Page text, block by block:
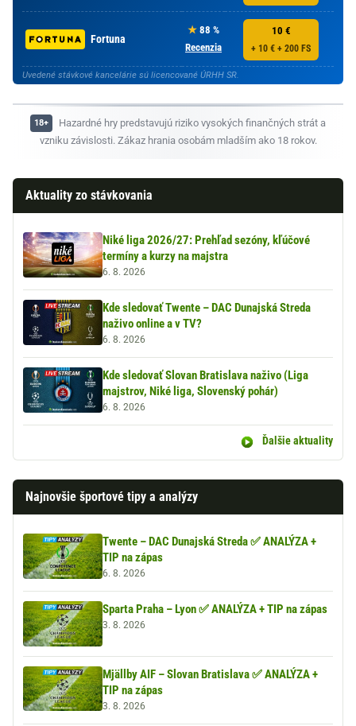
Fortuna
88 %
Recenzia
10 €
+ 10 € + 200 FS
Uvedené stávkové kancelárie sú licencované ÚRHH SR.
Hazardné hry predstavujú riziko vysokých finančných strát a
vzniku závislosti. Zákaz hrania osobám mladším ako 18 rokov.
Aktuality zo stávkovania
Niké liga 2026/27: Prehľad sezóny, kľúčové
termíny a kurzy na majstra
6. 8. 2026
Kde sledovať Twente – DAC Dunajská Streda
naživo online a v TV?
6. 8. 2026
Kde sledovať Slovan Bratislava naživo (Liga
majstrov, Niké liga, Slovenský pohár)
6. 8. 2026
Ďalšie aktuality
Najnovšie športové tipy a analýzy
Twente – DAC Dunajská Streda ✅ ANALÝZA +
TIP na zápas
6. 8. 2026
Sparta Praha – Lyon ✅ ANALÝZA + TIP na zápas
3. 8. 2026
Mjällby AIF – Slovan Bratislava ✅ ANALÝZA +
TIP na zápas
3. 8. 2026